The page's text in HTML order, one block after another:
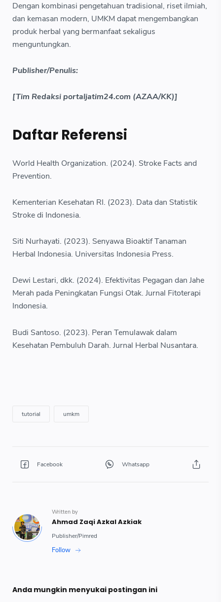
Dengan kombinasi pengetahuan tradisional, riset ilmiah,
dan kemasan modern, UMKM dapat mengembangkan
produk herbal yang bermanfaat sekaligus
menguntungkan.
Publisher/Penulis:
[Tim Redaksi portaljatim24.com (AZAA/KK)]
Daftar Referensi
World Health Organization. (2024). Stroke Facts and
Prevention.
Kementerian Kesehatan RI. (2023). Data dan Statistik
Stroke di Indonesia.
Siti Nurhayati. (2023). Senyawa Bioaktif Tanaman
Herbal Indonesia. Universitas Indonesia Press.
Dewi Lestari, dkk. (2024). Efektivitas Pegagan dan Jahe
Merah pada Peningkatan Fungsi Otak. Jurnal Fitoterapi
Indonesia.
Budi Santoso. (2023). Peran Temulawak dalam
Kesehatan Pembuluh Darah. Jurnal Herbal Nusantara.
Anda mungkin menyukai postingan ini